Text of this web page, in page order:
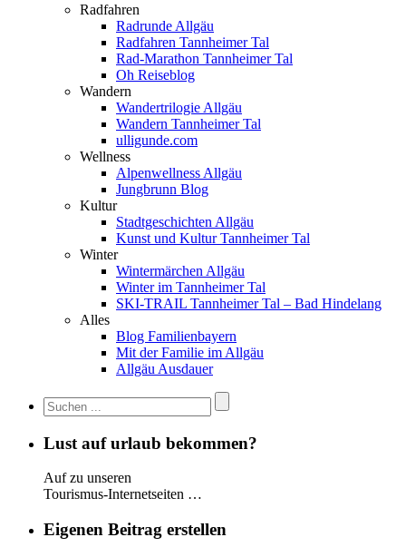
Radfahren
Radrunde Allgäu
Radfahren Tannheimer Tal
Rad-Marathon Tannheimer Tal
Oh Reiseblog
Wandern
Wandertrilogie Allgäu
Wandern Tannheimer Tal
ulligunde.com
Wellness
Alpenwellness Allgäu
Jungbrunn Blog
Kultur
Stadtgeschichten Allgäu
Kunst und Kultur Tannheimer Tal
Winter
Wintermärchen Allgäu
Winter im Tannheimer Tal
SKI-TRAIL Tannheimer Tal – Bad Hindelang
Alles
Blog Familienbayern
Mit der Familie im Allgäu
Allgäu Ausdauer
Lust auf urlaub bekommen?
Auf zu unseren
Tourismus-Internetseiten …
Eigenen Beitrag erstellen